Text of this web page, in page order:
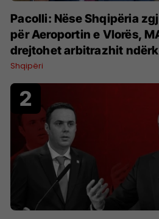
Pacolli: Nëse Shqipëria
për Aeroportin e Vlorës,
drejtohet arbitrazhit
Shqipëri